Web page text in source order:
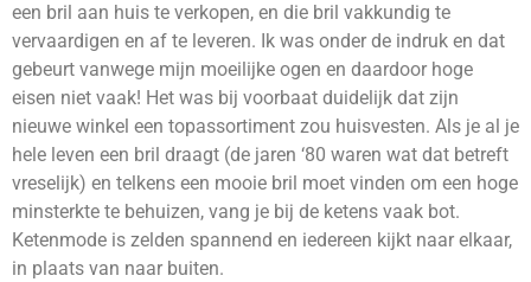
een bril aan huis te verkopen, en die bril vakkundig te
vervaardigen en af te leveren. Ik was onder de indruk en dat
gebeurt vanwege mijn moeilijke ogen en daardoor hoge
eisen niet vaak! Het was bij voorbaat duidelijk dat zijn
nieuwe winkel een topassortiment zou huisvesten. Als je al je
hele leven een bril draagt (de jaren ‘80 waren wat dat betreft
vreselijk) en telkens een mooie bril moet vinden om een hoge
minsterkte te behuizen, vang je bij de ketens vaak bot.
Ketenmode is zelden spannend en iedereen kijkt naar elkaar,
in plaats van naar buiten.